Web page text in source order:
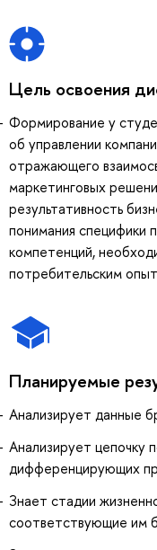
Цель освоения
Формирование у
об управлении
отражающего
маркетинговых
результативность
понимания специфики
компетенций,
потребительским
Планируемые
Анализирует данные
Анализирует цепочку
дифференцирующих
Знает стадии
соответствующие им